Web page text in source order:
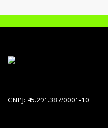
CNPJ: 45.291.387/0001-10